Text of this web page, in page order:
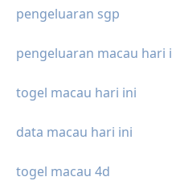
pengeluaran sgp
pengeluaran macau hari
togel macau hari ini
data macau hari ini
togel macau 4d